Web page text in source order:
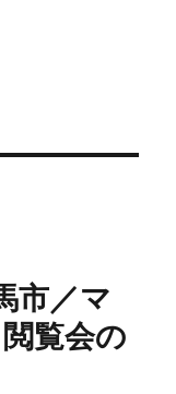
市／マ
覧会の